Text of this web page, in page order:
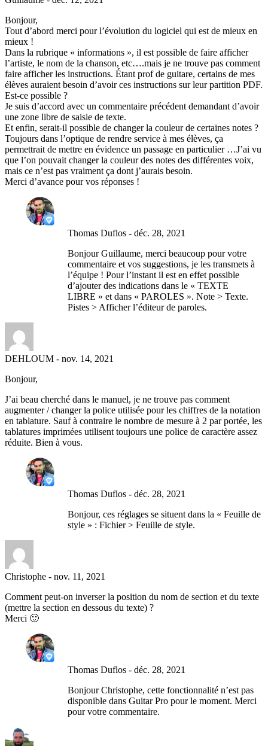
Bonjour,
Tout d’abord merci pour l’évolution du logiciel qui est de mieux en
mieux !
Dans la rubrique « informations », il est possible de faire afficher
l’artiste, le nom de la chanson, etc….mais je ne trouve pas comment
faire afficher les instructions. Étant prof de guitare, certains de mes
élèves auraient besoin d’avoir ces instructions sur leur partition PDF.
Est-ce possible ?
Je suis d’accord avec un commentaire précédent demandant d’avoir
une zone libre de saisie de texte.
Et enfin, serait-il possible de changer la couleur de certaines notes ?
Toujours dans l’optique de rendre service à mes élèves, ça
permettrait de mettre en évidence un passage en particulier …J’ai vu
que l’on pouvait changer la couleur des notes des différentes voix,
mais ce n’est pas vraiment ça dont j’aurais besoin.
Merci d’avance pour vos réponses !
Thomas Duflos - déc. 28, 2021
Bonjour Guillaume, merci beaucoup pour votre
commentaire et vos suggestions, je les transmets à
l’équipe ! Pour l’instant il est en effet possible
d’ajouter des indications dans le « TEXTE
LIBRE » et dans « PAROLES ». Note > Texte.
Pistes > Afficher l’éditeur de paroles.
DEHLOUM - nov. 14, 2021
Bonjour,
J’ai beau cherché dans le manuel, je ne trouve pas comment
augmenter / changer la police utilisée pour les chiffres de la notation
en tablature. Sauf à contraire le nombre de mesure à 2 par portée, les
tablatures imprimées utilisent toujours une police de caractère assez
réduite. Bien à vous.
Thomas Duflos - déc. 28, 2021
Bonjour, ces réglages se situent dans la « Feuille de
style » : Fichier > Feuille de style.
Christophe - nov. 11, 2021
Comment peut-on inverser la position du nom de section et du texte
(mettre la section en dessous du texte) ?
Merci 🙂
Thomas Duflos - déc. 28, 2021
Bonjour Christophe, cette fonctionnalité n’est pas
disponible dans Guitar Pro pour le moment. Merci
pour votre commentaire.